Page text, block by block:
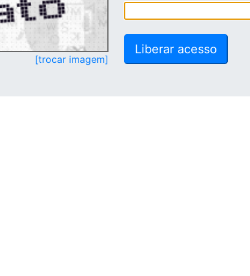
[trocar imagem]